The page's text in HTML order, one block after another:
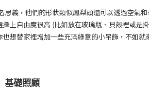
義，他們的形狀類似鳳梨頭還可以透過空氣
上自由度很高 (比如放在玻璃瓶、貝殼裡或是
想替家裡增加一些充滿綠意的小吊飾，不如就
基礎照顧